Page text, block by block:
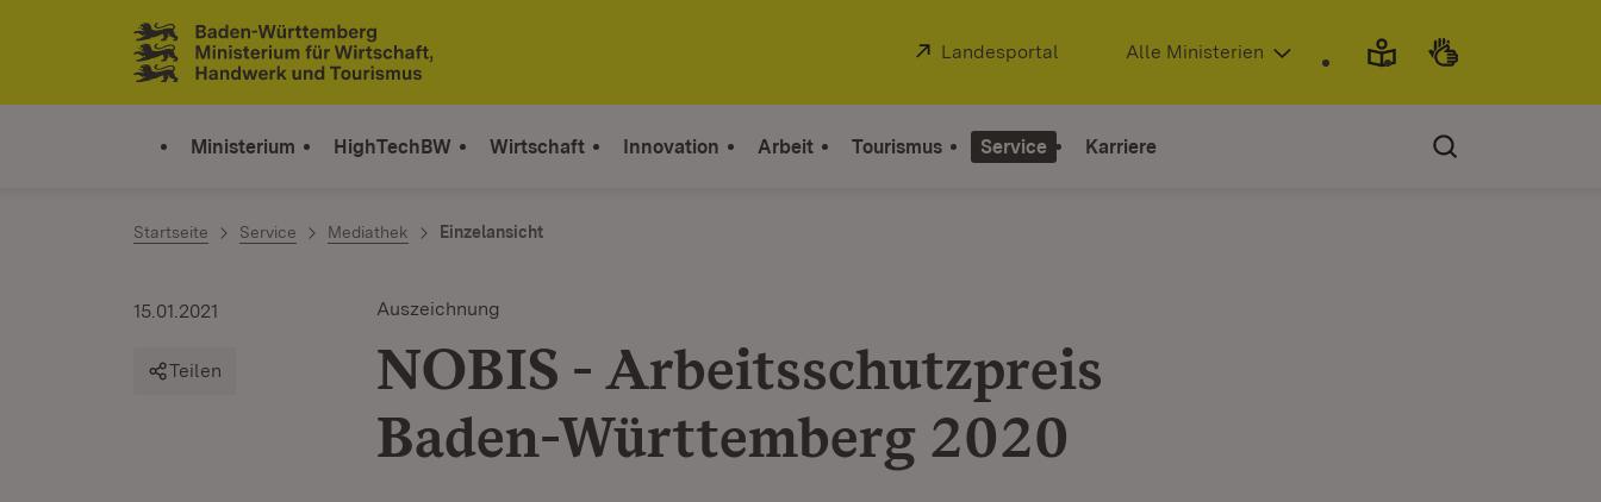
Zum Inhalt springen
Link zur Startseite
Extern:
Landesportal (Öffnet in neuem Fenster)
Alle Ministerien
Ministerium HighTechBW Wirtschaft Innovation Arbeit Tourismus Service Karriere
Startseite Service Mediathek Einzelansicht
Auszeichnung
NOBIS - Arbeitsschutzpreis
Baden-Württemberg 2020
15.01.2021
Teilen